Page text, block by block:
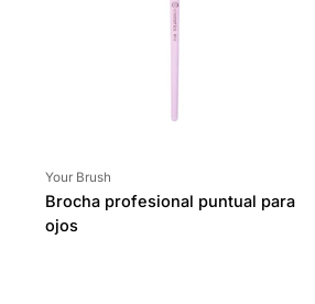
Proveedor:
Your Brush
Brocha profesional puntual para
ojos